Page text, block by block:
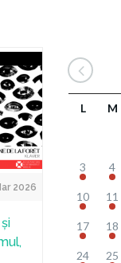
2026
L M
3 4
10 11
17 18
24 25